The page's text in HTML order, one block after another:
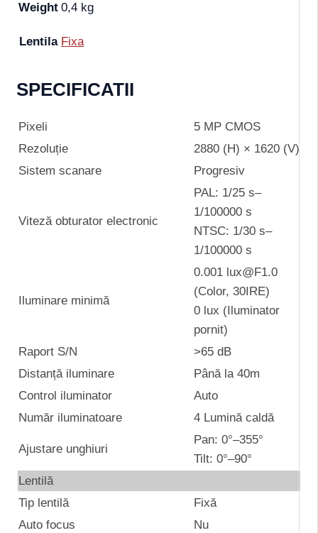
Weight 0,4 kg
Lentila Fixa
SPECIFICATII
Pixeli
5 MP CMOS
Rezoluție
2880 (H) × 1620 (V)
Sistem scanare
Progresiv
Viteză obturator electronic
PAL: 1/25 s–
1/100000 s
NTSC: 1/30 s–
1/100000 s
Iluminare minimă
0.001 lux@F1.0
(Color, 30IRE)
0 lux (Iluminator
pornit)
Raport S/N
>65 dB
Distanță iluminare
Până la 40m
Control iluminator
Auto
Număr iluminatoare
4 Lumină caldă
Ajustare unghiuri
Pan: 0°–355°
Tilt: 0°–90°
Lentilă
Tip lentilă
Fixă
Auto focus
Nu